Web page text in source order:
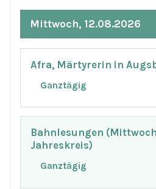
Mittwoch, 12.08.2026
Afra, Märtyrerin in
Ganztägig
Bahnlesungen
Jahreskreis)
Ganztägig